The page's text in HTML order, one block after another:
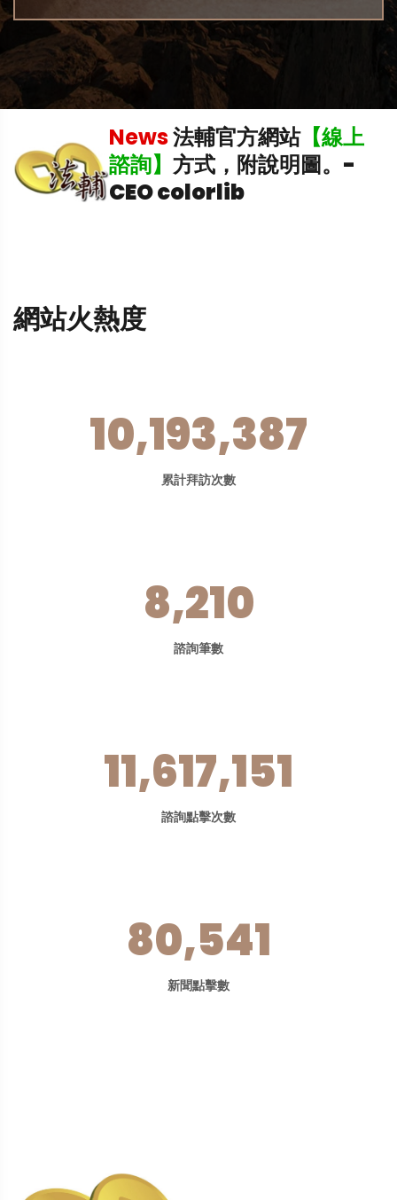
News法輔官方網站【線上
諮詢】 方式，附說明圖。 -
CEO colorlib
網站火熱度
10,193,387
累計拜訪次數
8,210
諮詢筆數
11,617,151
諮詢點擊次數
80,541
新聞點擊數